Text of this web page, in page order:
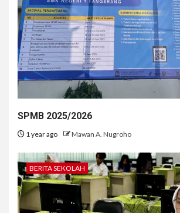
SPMB 2025/2026
1 year ago Mawan A. Nugroho
BERITA SEKOLAH